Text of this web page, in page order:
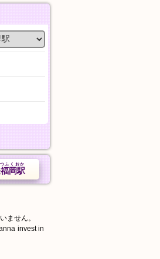
岡駅
ふくおか
ません。
invest in